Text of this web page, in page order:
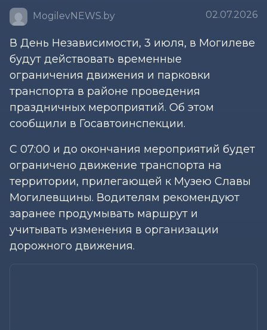
MogilevNEWS.by 02.07.2026
В День Независимости, 3 июля, в Могилеве
будут действовать временные
ограничения движения и парковки
транспорта в районе проведения
праздничных мероприятий. Об этом
сообщили в Госавтоинспекции.
С 07:00 и до окончания мероприятий будет
ограничено движение транспорта на
территории, прилегающей к Музею Славы
Могилевщины. Водителям рекомендуют
заранее продумывать маршрут и
учитывать изменения в организации
дорожного движения.